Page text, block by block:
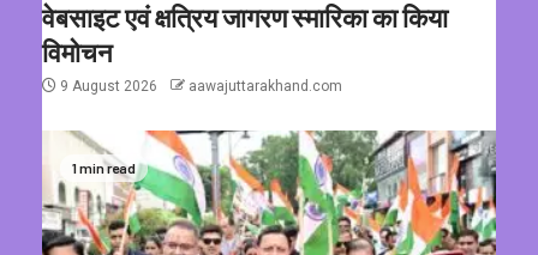
वेबसाइट एवं क्षत्रिय जागरण स्मारिका का किया
विमोचन
9 August 2026 aawajuttarakhand.com
1 min read